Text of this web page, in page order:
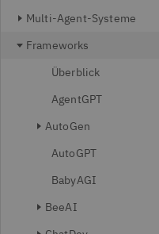
Multi-Agent-Systeme
Frameworks
Überblick
AgentGPT
AutoGen
AutoGPT
BabyAGI
BeeAI